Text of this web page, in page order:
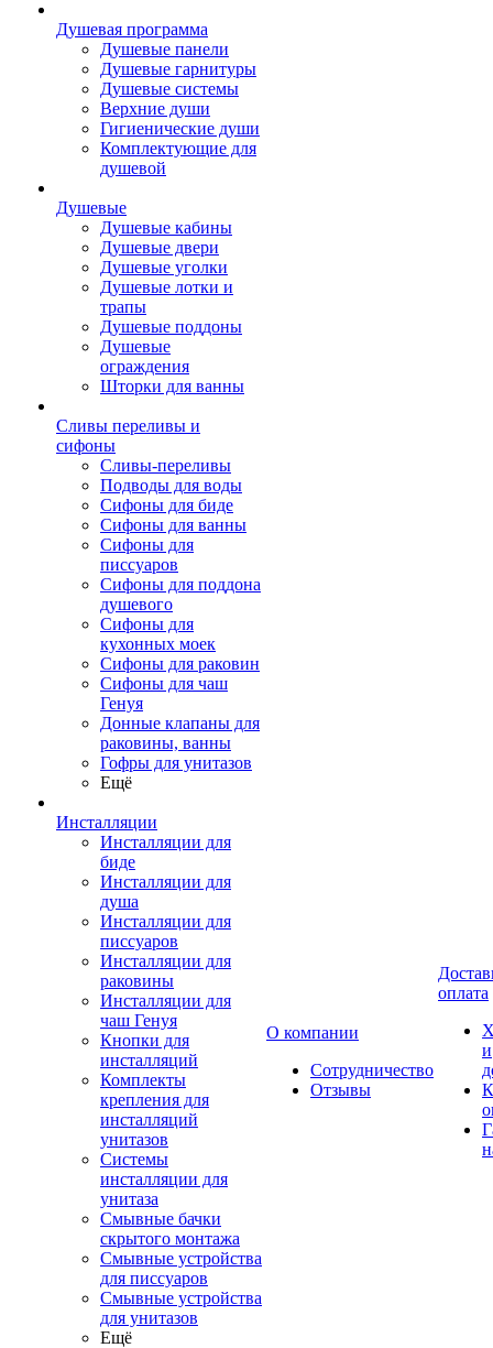
Душевая программа
Душевые панели
Душевые гарнитуры
Душевые системы
Верхние души
Гигиенические души
Комплектующие для
душевой
Душевые
Душевые кабины
Душевые двери
Душевые уголки
Душевые лотки и
трапы
Душевые поддоны
Душевые
ограждения
Шторки для ванны
Сливы переливы и
сифоны
Сливы-переливы
Подводы для воды
Сифоны для биде
Сифоны для ванны
Сифоны для
писсуаров
Сифоны для поддона
душевого
Сифоны для
кухонных моек
Сифоны для раковин
Сифоны для чаш
Генуя
Донные клапаны для
раковины, ванны
Гофры для унитазов
Ещё
Инсталляции
Инсталляции для
биде
Инсталляции для
душа
Инсталляции для
писсуаров
Инсталляции для
раковины
Инсталляции для
чаш Генуя
Кнопки для
инсталляций
Комплекты
крепления для
инсталляций
унитазов
Системы
инсталляции для
унитаза
Смывные бачки
скрытого монтажа
Смывные устройства
для писсуаров
Смывные устройства
для унитазов
Ещё
О компании
Сотрудничество
Отзывы
оплата
и